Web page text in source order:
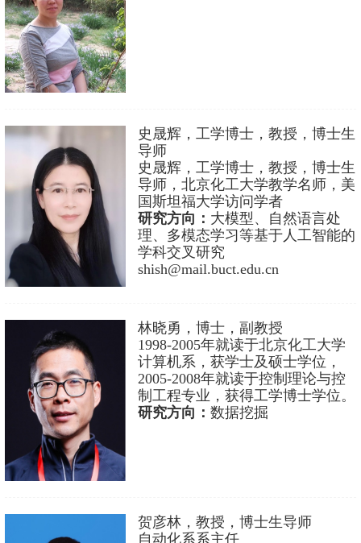
史晟辉，工学博士，教授，博士生
导师
史晟辉，工学博士，教授，博士生
导师，北京化工大学教学名师，美
国斯坦福大学访问学者
研究方向： 大模型、自然语言处
理、多模态学习等基于人工智能的
学科交叉研究
shish@mail.buct.edu.cn
林晓勇，博士，副教授
1998-2005年就读于北京化工大学
计算机系，获学士及硕士学位，
2005-2008年就读于控制理论与控
制工程专业，获得工学博士学位。
研究方向： 数据挖掘
​贺彦林，教授，博士生导师
自动化系系主任